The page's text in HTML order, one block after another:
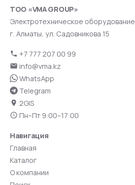
ТОО «VMA GROUP»
Электротехническое оборудование
г. Алматы, ул. Садовникова 15
+7 777 207 00 99
info@vma.kz
WhatsApp
Telegram
2GIS
Пн–Пт 9:00–17:00
Навигация
Главная
Каталог
О компании